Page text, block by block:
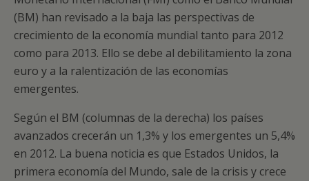
(BM) han revisado a la baja las perspectivas de
crecimiento de la economía mundial tanto para 2012
como para 2013. Ello se debe al debilitamiento la zona
euro y a la ralentización de las economías
emergentes.
Según el BM (columnas de la derecha) los países
avanzados crecerán un 1,3% y los emergentes un 5,4%
en 2012. La buena noticia es que Estados Unidos, la
primera economía del Mundo, sale de la crisis y crece